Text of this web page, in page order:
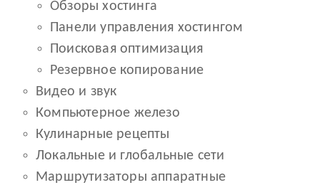
Обзоры хостинга
Панели управления хостингом
Поисковая оптимизация
Резервное копирование
Видео и звук
Компьютерное железо
Кулинарные рецепты
Локальные и глобальные сети
Маршрутизаторы аппаратные